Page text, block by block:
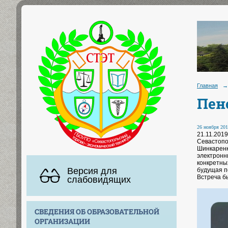
Версия для
слабовидящих
СВЕДЕНИЯ ОБ ОБРАЗОВАТЕЛЬНОЙ
ОРГАНИЗАЦИИ
Главная →
26 ноября
будущая
Встреча